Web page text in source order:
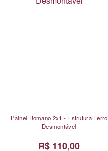
Painel Romano 2x1 - Estrutura Ferro
Desmontável
R$ 110,00